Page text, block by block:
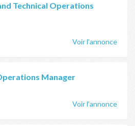
Technical Operations
Voir l'annonce
Manager
Voir l'annonce